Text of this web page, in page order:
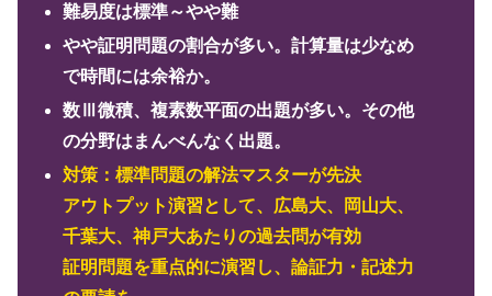
難易度は標準～やや難
やや証明問題の割合が多い。計算量は少なめ
で時間には余裕か。
数Ⅲ微積、複素数平面の出題が多い。その他
の分野はまんべんなく出題。
対策：標準問題の解法マスターが先決
アウトプット演習として、広島大、岡山大、
千葉大、神戸大あたりの過去問が有効
証明問題を重点的に演習し、論証力・記述力